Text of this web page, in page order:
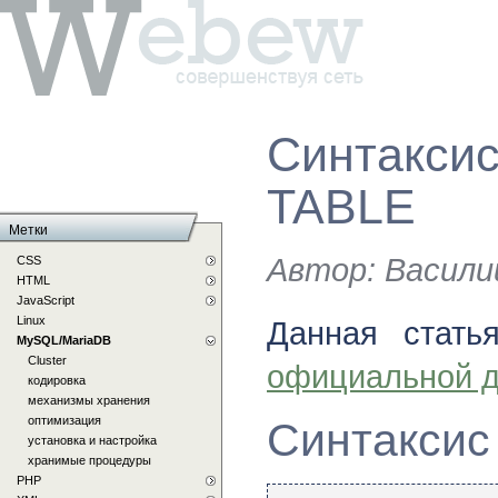
TABLE
Автор:
Данная
официальной
Метки
CSS
HTML
JavaScript
Linux
MySQL/MariaDB
Cluster
кодировка
механизмы хранения
оптимизация
установка и настройка
хранимые процедуры
PHP